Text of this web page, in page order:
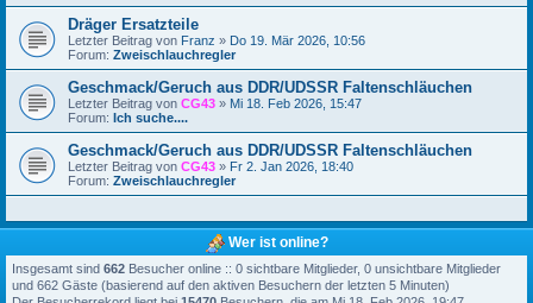
Dräger Ersatzteile
Letzter Beitrag von Franz » Do 19. Mär 2026, 10:56
Forum: Zweischlauchregler
Geschmack/Geruch aus DDR/UDSSR Faltenschläuchen
Letzter Beitrag von CG43 » Mi 18. Feb 2026, 15:47
Forum: Ich suche....
Geschmack/Geruch aus DDR/UDSSR Faltenschläuchen
Letzter Beitrag von CG43 » Fr 2. Jan 2026, 18:40
Forum: Zweischlauchregler
Wer ist online?
Insgesamt sind 662 Besucher online :: 0 sichtbare Mitglieder, 0 unsichtbare Mitglieder
und 662 Gäste (basierend auf den aktiven Besuchern der letzten 5 Minuten)